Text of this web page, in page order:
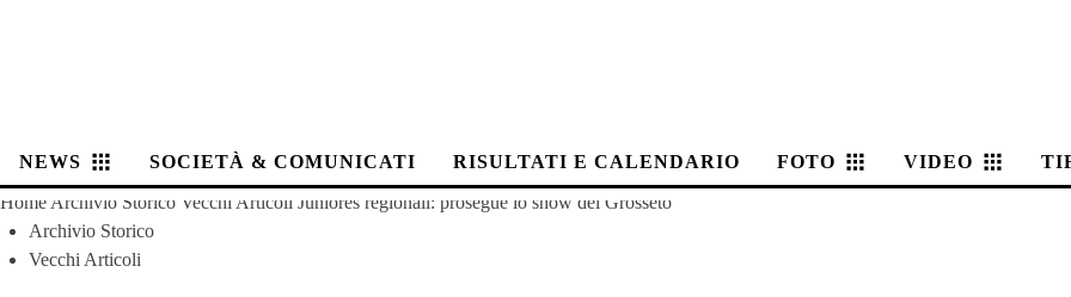
NEWS SOCIETÀ & COMUNICATI RISULTATI E CALENDARIO FOTO VIDEO
Home Archivio Storico Vecchi Articoli Juniores regionali: prosegue lo show del Grosseto
Archivio Storico
Vecchi Articoli